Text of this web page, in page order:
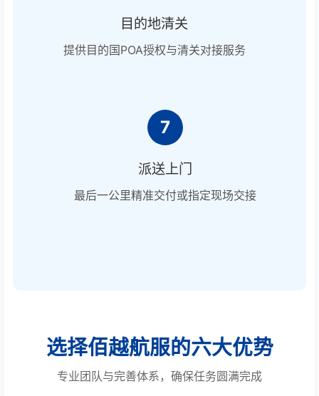
目的地清关
提供目的国POA授权与清关对接服务
7
派送上门
最后一公里精准交付或指定现场交接
选择佰越航服的六大优势
专业团队与完善体系，确保任务圆满完成